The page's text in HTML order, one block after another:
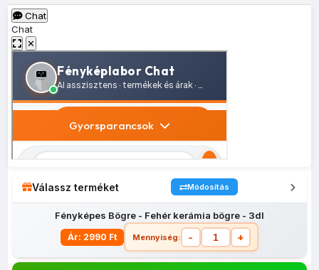
Chat
Chat
✕
Válassz terméket Módosítás
Fényképes Bögre - Fehér kerámia bögre - 3dl
Ár: 2990 Ft Mennyiség: - +